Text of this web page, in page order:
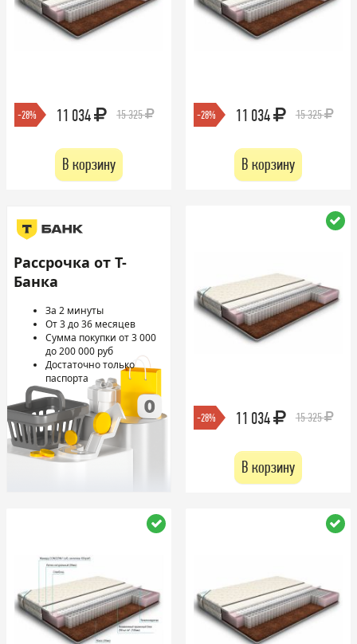
-28% 11 034 15 325
В корзину
-28% 11 034 15 325
В корзину
Рассрочка от Т-
Банка
За 2 минуты
От 3 до 36 месяцев
Сумма покупки от 3 000
до 200 000 руб
Достаточно только
паспорта
-28% 11 034 15 325
В корзину